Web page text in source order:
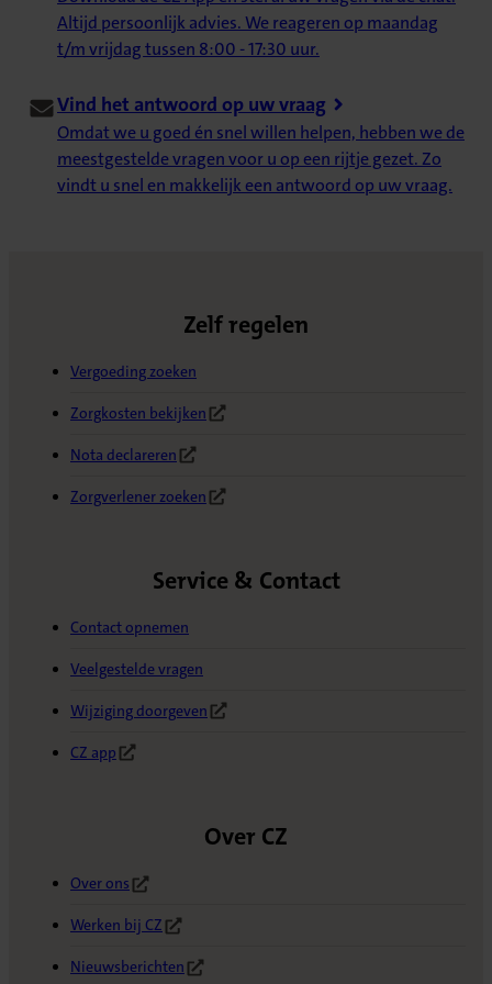
Altijd persoonlijk advies. We reageren op maandag
t/m vrijdag tussen 8:00 - 17:30 uur.
Vind het antwoord op uw vraag
Omdat we u goed én snel willen helpen, hebben we de
meestgestelde vragen voor u op een rijtje gezet. Zo
vindt u snel en makkelijk een antwoord op uw vraag.
Zelf regelen
Vergoeding zoeken
Zorgkosten bekijken
(Opent in nieuw tabblad)
Nota declareren
(Opent in nieuw tabblad)
Zorgverlener zoeken
(Opent in nieuw tabblad)
Service & Contact
Contact opnemen
Veelgestelde vragen
Wijziging doorgeven
(Opent in nieuw tabblad)
CZ app
(Opent in nieuw tabblad)
Over CZ
Over ons
(Opent in nieuw tabblad)
Werken bij CZ
(Opent in nieuw tabblad)
Nieuwsberichten
(Opent in nieuw tabblad)